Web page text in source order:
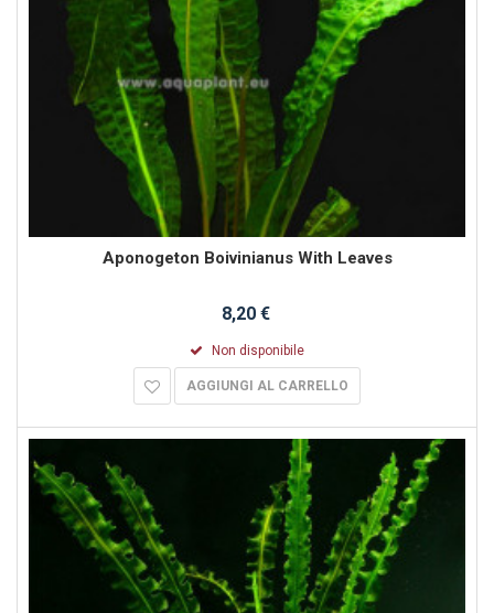
Aponogeton Boivinianus With Leaves
8,20 €
Non disponibile
AGGIUNGI AL CARRELLO